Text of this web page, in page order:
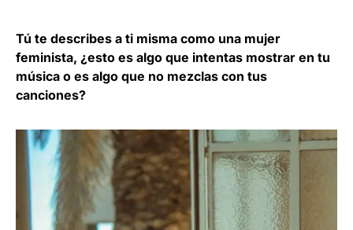
Tú te describes a ti misma como una mujer
feminista, ¿esto es algo que intentas mostrar en tu
música o es algo que no mezclas con tus
canciones?